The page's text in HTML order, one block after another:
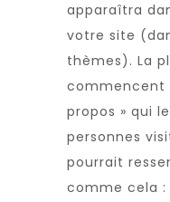
apparaîtra
votre site
thèmes). La
commencent
propos » qui
personnes
pourrait
comme cela :